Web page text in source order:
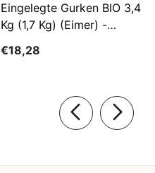
Eingelegte Gurken BIO 3,4
Kg (1,7 Kg) (Eimer) -
€18,28